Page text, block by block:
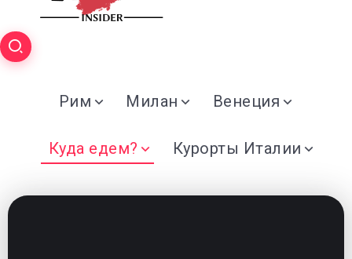
Рим Милан Венеция
Куда едем? Курорты Италии